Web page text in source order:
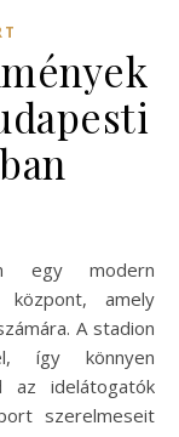
központ, amely
A stadion
így könnyen
az idelátogatók
szerelmeseit